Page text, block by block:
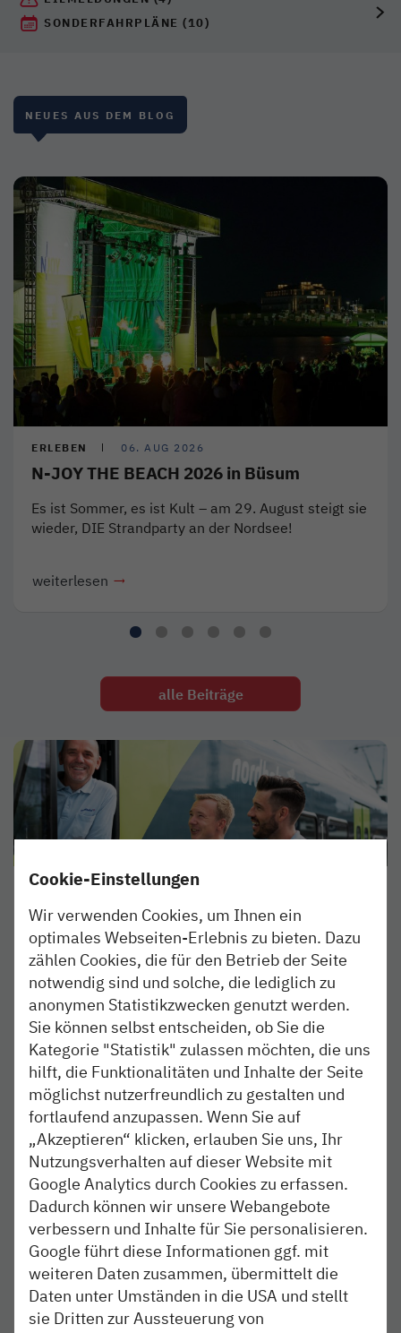
SONDERFAHRPLÄNE (10)
NEUES AUS DEM BLOG
ERLEBEN 06. AUG 2026
N-JOY THE BEACH 2026 in Büsum
Es ist Sommer, es ist Kult – am 29. August steigt sie
wieder, DIE Strandparty an der Nordsee!
weiterlesen
alle Beiträge
Fühl dich
angekommen.
Stellt mit uns die Weichen für eine erfolgreiche
berufliche Zukunft.
Ausgewählte Jobangebote
Betriebsplaner (w/m/d)
Werkstudent (w/m/d) Betriebsunterstützung/
Leitstelle (ca. 20 Std/Woche)
Teamleiter Leitstelle Hamburg (w/m/d)
Qualifizierung zum Zugbegleiter (w/m/d) in
Schleswig-Holstein mit anschließendem
Einsatzort in Heide, Neumünster oder Kiel
Cookie-Einstellungen
Wir verwenden Cookies, um Ihnen ein
optimales Webseiten-Erlebnis zu bieten. Dazu
zählen Cookies, die für den Betrieb der Seite
notwendig sind und solche, die lediglich zu
anonymen Statistikzwecken genutzt werden.
Sie können selbst entscheiden, ob Sie die
Kategorie "Statistik" zulassen möchten, die uns
hilft, die Funktionalitäten und Inhalte der Seite
möglichst nutzerfreundlich zu gestalten und
fortlaufend anzupassen. Wenn Sie auf
„Akzeptieren“ klicken, erlauben Sie uns, Ihr
Nutzungsverhalten auf dieser Website mit
Google Analytics durch Cookies zu erfassen.
Dadurch können wir unsere Webangebote
verbessern und Inhalte für Sie personalisieren.
Google führt diese Informationen ggf. mit
weiteren Daten zusammen, übermittelt die
Daten unter Umständen in die USA und stellt
sie Dritten zur Aussteuerung von